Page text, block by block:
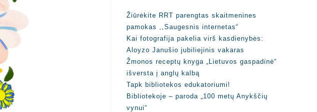
Žiūrėkite RRT parengtas skaitmenines
pamokas ,,Saugesnis internetas“
Kai fotografija pakelia virš kasdienybės:
Aloyzo Janušio jubiliejinis vakaras
Žmonos receptų knyga „Lietuvos gaspadinė“
išversta į anglų kalbą
Tapk bibliotekos edukatoriumi!
Bibliotekoje – paroda „100 metų Anykščių
vynui“